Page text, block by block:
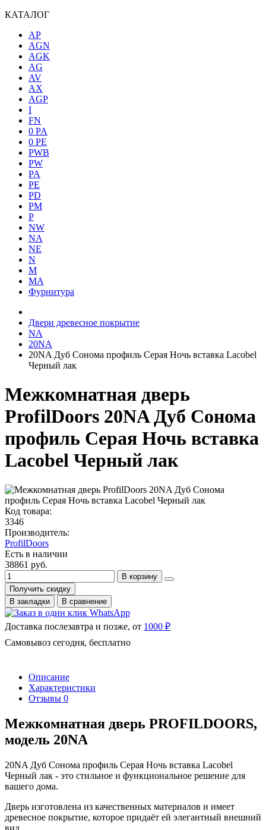
КАТАЛОГ
AP
AGN
AGK
AG
AV
AX
AGP
I
FN
0 PA
0 PE
PWB
PW
PA
PE
PD
PM
P
NW
NA
NE
N
M
MA
Фурнитура
Двери древесное покрытие
NA
20NA
20NA Дуб Сонома профиль Серая Ночь вставка Lacobel
Черный лак
Межкомнатная дверь
ProfilDoors 20NA Дуб Сонома
профиль Серая Ночь вставка
Lacobel Черный лак
Код товара:
3346
Производитель:
ProfilDoors
Есть в наличии
38861 руб.
В корзину
Получить скидку
В закладки
В сравнение
Доставка послезавтра и позже, от 1000 ₽
Самовывоз сегодня, бесплатно
Описание
Характеристики
Отзывы 0
Межкомнатная дверь PROFILDOORS,
модель 20NA
20NA Дуб Сонома профиль Серая Ночь вставка Lacobel
Черный лак - это стильное и функциональное решение для
вашего дома.
Дверь изготовлена из качественных материалов и имеет
древесное покрытие, которое придаёт ей элегантный внешний
вид.